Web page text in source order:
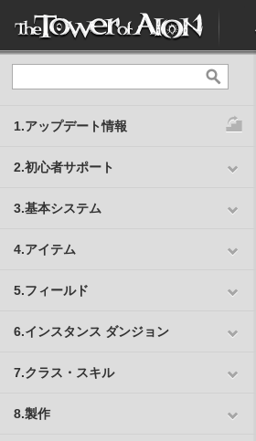
1.アップデート情報
2.初心者サポート
3.基本システム
4.アイテム
5.フィールド
6.インスタンス ダンジョン
7.クラス・スキル
8.製作